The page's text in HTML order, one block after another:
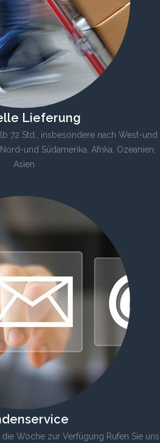
Lieferung
72 Std., insbesondere nach West-und
und Südamerika, Afrika, Ozeanien,
Asien
Woche zur Verfügung Rufen Sie uns